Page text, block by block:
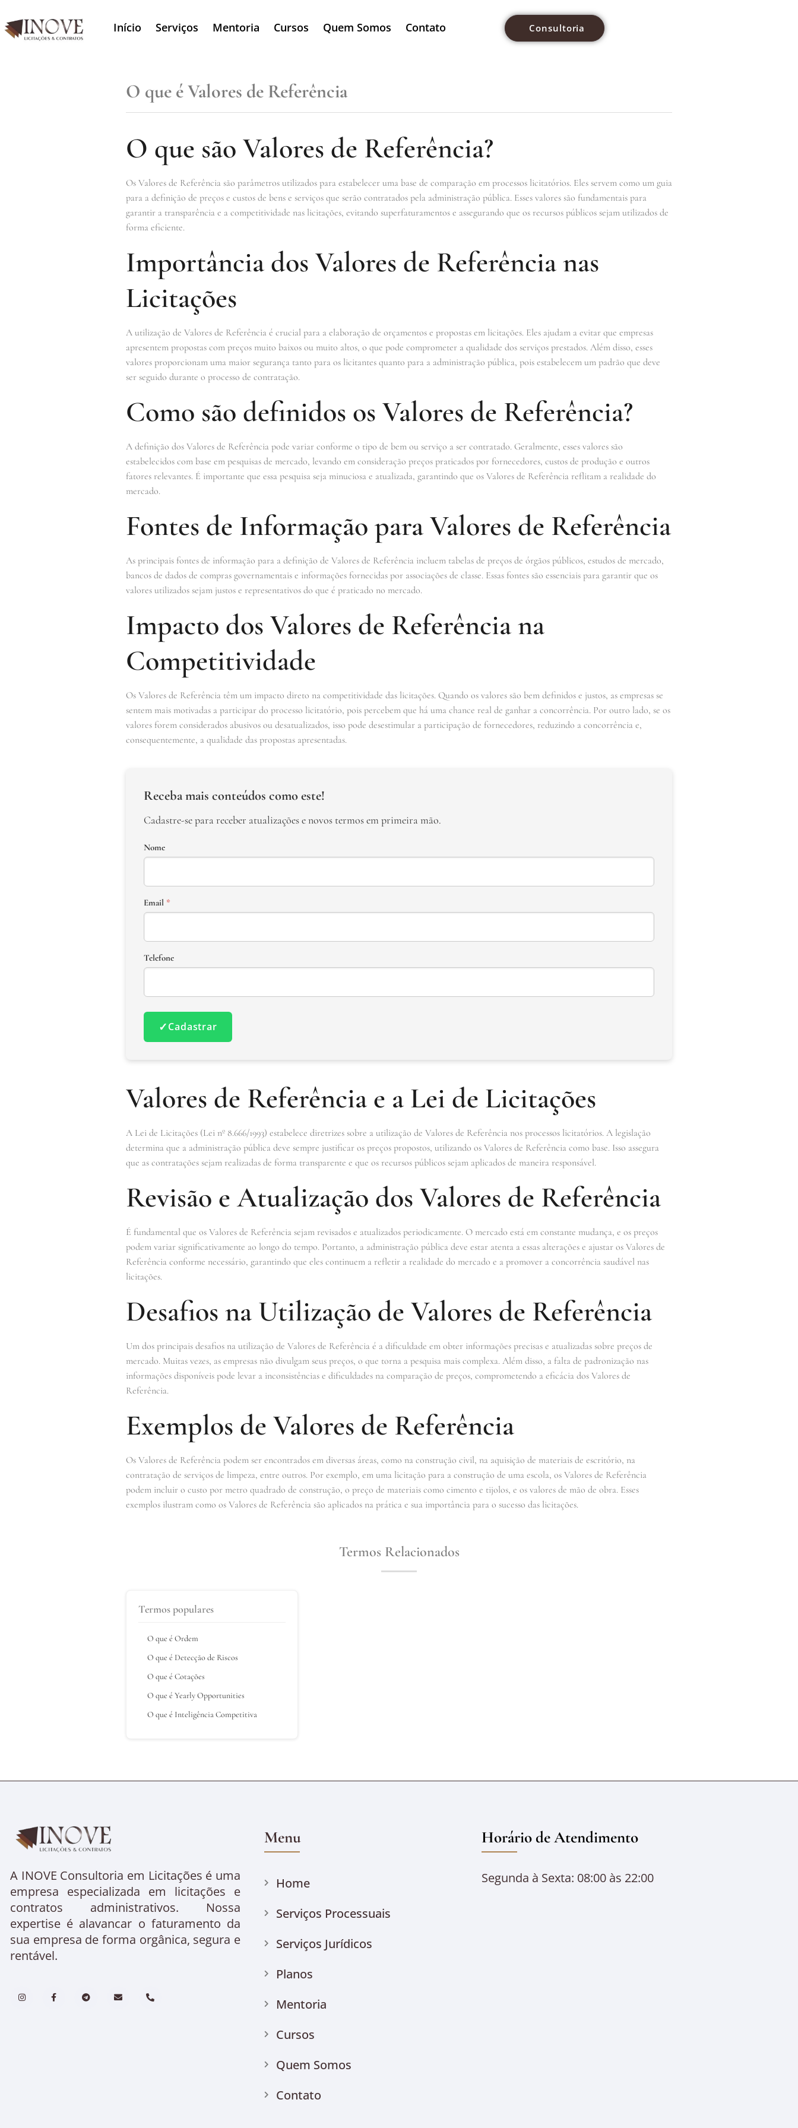
Início Serviços Mentoria Cursos Quem Somos Contato Consultoria
O que é Valores de Referência
O que são Valores de Referência?
Os Valores de Referência são parâmetros utilizados para estabelecer uma base de comparação em processos licitatórios. Eles servem como um guia
para a definição de preços e custos de bens e serviços que serão contratados pela administração pública. Esses valores são fundamentais para
garantir a transparência e a competitividade nas licitações, evitando superfaturamentos e assegurando que os recursos públicos sejam utilizados de
forma eficiente.
Importância dos Valores de Referência nas
Licitações
A utilização de Valores de Referência é crucial para a elaboração de orçamentos e propostas em licitações. Eles ajudam a evitar que empresas
apresentem propostas com preços muito baixos ou muito altos, o que pode comprometer a qualidade dos serviços prestados. Além disso, esses
valores proporcionam uma maior segurança tanto para os licitantes quanto para a administração pública, pois estabelecem um padrão que deve
ser seguido durante o processo de contratação.
Como são definidos os Valores de Referência?
A definição dos Valores de Referência pode variar conforme o tipo de bem ou serviço a ser contratado. Geralmente, esses valores são
estabelecidos com base em pesquisas de mercado, levando em consideração preços praticados por fornecedores, custos de produção e outros
fatores relevantes. É importante que essa pesquisa seja minuciosa e atualizada, garantindo que os Valores de Referência reflitam a realidade do
mercado.
Fontes de Informação para Valores de Referência
As principais fontes de informação para a definição de Valores de Referência incluem tabelas de preços de órgãos públicos, estudos de mercado,
bancos de dados de compras governamentais e informações fornecidas por associações de classe. Essas fontes são essenciais para garantir que os
valores utilizados sejam justos e representativos do que é praticado no mercado.
Impacto dos Valores de Referência na
Competitividade
Os Valores de Referência têm um impacto direto na competitividade das licitações. Quando os valores são bem definidos e justos, as empresas se
sentem mais motivadas a participar do processo licitatório, pois percebem que há uma chance real de ganhar a concorrência. Por outro lado, se os
valores forem considerados abusivos ou desatualizados, isso pode desestimular a participação de fornecedores, reduzindo a concorrência e,
consequentemente, a qualidade das propostas apresentadas.
Receba mais conteúdos como este!
Cadastre-se para receber atualizações e novos termos em primeira mão.
Nome
Email *
Telefone
✓Cadastrar
Valores de Referência e a Lei de Licitações
A Lei de Licitações (Lei nº 8.666/1993) estabelece diretrizes sobre a utilização de Valores de Referência nos processos licitatórios. A legislação
determina que a administração pública deve sempre justificar os preços propostos, utilizando os Valores de Referência como base. Isso assegura
que as contratações sejam realizadas de forma transparente e que os recursos públicos sejam aplicados de maneira responsável.
Revisão e Atualização dos Valores de Referência
É fundamental que os Valores de Referência sejam revisados e atualizados periodicamente. O mercado está em constante mudança, e os preços
podem variar significativamente ao longo do tempo. Portanto, a administração pública deve estar atenta a essas alterações e ajustar os Valores de
Referência conforme necessário, garantindo que eles continuem a refletir a realidade do mercado e a promover a concorrência saudável nas
licitações.
Desafios na Utilização de Valores de Referência
Um dos principais desafios na utilização de Valores de Referência é a dificuldade em obter informações precisas e atualizadas sobre preços de
mercado. Muitas vezes, as empresas não divulgam seus preços, o que torna a pesquisa mais complexa. Além disso, a falta de padronização nas
informações disponíveis pode levar a inconsistências e dificuldades na comparação de preços, comprometendo a eficácia dos Valores de
Referência.
Exemplos de Valores de Referência
Os Valores de Referência podem ser encontrados em diversas áreas, como na construção civil, na aquisição de materiais de escritório, na
contratação de serviços de limpeza, entre outros. Por exemplo, em uma licitação para a construção de uma escola, os Valores de Referência
podem incluir o custo por metro quadrado de construção, o preço de materiais como cimento e tijolos, e os valores de mão de obra. Esses
exemplos ilustram como os Valores de Referência são aplicados na prática e sua importância para o sucesso das licitações.
Termos Relacionados
Termos populares
O que é Ordem
O que é Detecção de Riscos
O que é Cotações
O que é Yearly Opportunities
O que é Inteligência Competitiva
A INOVE Consultoria em Licitações é uma
empresa especializada em licitações e
contratos administrativos. Nossa
expertise é alavancar o faturamento da
sua empresa de forma orgânica, segura e
rentável.
Menu
Home
Serviços Processuais
Serviços Jurídicos
Planos
Mentoria
Cursos
Quem Somos
Contato
Horário de Atendimento
Segunda à Sexta: 08:00 às 22:00